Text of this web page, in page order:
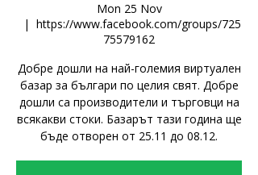
Mon 25 Nov
  |
https://www.facebook.com/groups/725
75579162
Добре дошли на най-големия виртуален
базар за българи по целия свят. Добре
дошли са производители и търговци на
всякакви стоки. Базарът тази година ще
бъде отворен от 25.11 до 08.12.